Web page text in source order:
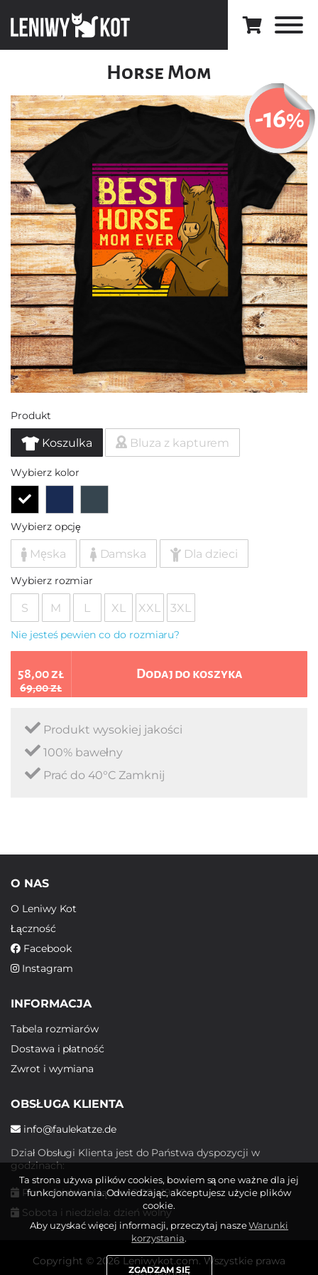
Horse Mom
-16%
Produkt
Koszulka Bluza z kapturem
Wybierz kolor
Wybierz opcję
Męska Damska Dla dzieci
Wybierz rozmiar
S M L XL XXL 3XL
Nie jesteś pewien co do rozmiaru?
58,00 zł
69,00 zł
Dodaj do koszyka
Produkt wysokiej jakości
100% bawełny
Prać do 40°C Zamknij
O NAS
O Leniwy Kot
Łączność
Facebook
Instagram
INFORMACJA
Tabela rozmiarów
Dostawa i płatność
Zwrot i wymiana
OBSŁUGA KLIENTA
info@faulekatze.de
Dział Obsługi Klienta jest do Państwa dyspozycji w
godzinach:
Poniedziałek - piątek: 10:00 - 19:00
Sobota i niedziela: dzień wolny
Copyright © 2026 Leniwykot.com. Wszystkie prawa
Ta strona używa plików cookies, bowiem są one ważne dla jej
funkcjonowania. Odwiedzając, akceptujesz użycie plików
cookie.
Aby uzyskać więcej informacji, przeczytaj naszeWarunki
korzystania.
ZGADZAM SIĘ